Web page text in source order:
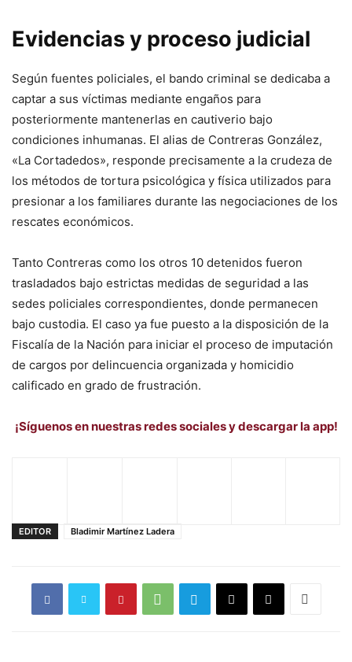
Evidencias y proceso judicial
Según fuentes policiales, el bando criminal se dedicaba a
captar a sus víctimas mediante engaños para
posteriormente mantenerlas en cautiverio bajo
condiciones inhumanas. El alias de Contreras González,
«La Cortadedos», responde precisamente a la crudeza de
los métodos de tortura psicológica y física utilizados para
presionar a los familiares durante las negociaciones de los
rescates económicos.
Tanto Contreras como los otros 10 detenidos fueron
trasladados bajo estrictas medidas de seguridad a las
sedes policiales correspondientes, donde permanecen
bajo custodia. El caso ya fue puesto a la disposición de la
Fiscalía de la Nación para iniciar el proceso de imputación
de cargos por delincuencia organizada y homicidio
calificado en grado de frustración.
¡Síguenos en nuestras redes sociales y descargar la app!
EDITOR Bladimir Martínez Ladera